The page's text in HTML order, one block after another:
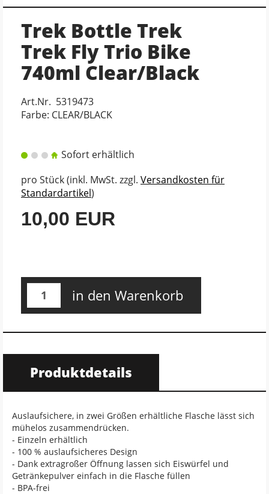
Trek Bottle Trek
Trek Fly Trio Bike
740ml Clear/Black
Art.Nr. 5319473
Farbe: CLEAR/BLACK
Sofort erhältlich
pro Stück (inkl. MwSt. zzgl. Versandkosten für
Standardartikel)
10,00 EUR
in den Warenkorb
Produktdetails
Auslaufsichere, in zwei Größen erhältliche Flasche lässt sich
mühelos zusammendrücken.
- Einzeln erhältlich
- 100 % auslaufsicheres Design
- Dank extragroßer Öffnung lassen sich Eiswürfel und
Getränkepulver einfach in die Flasche füllen
- BPA-frei